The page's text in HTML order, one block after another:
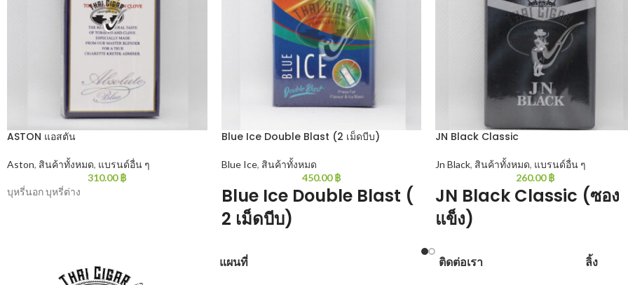
ASTON แอสตัน
Aston, สินค้าทั้งหมด, แบรนด์อื่น ๆ
310.00฿
บุหรี่นอก บุหรี่ต่าง
Blue Ice Double Blast (2 เม็ดบีบ)
Blue Ice, สินค้าทั้งหมด
450.00฿
Blue Ice Double Blast (
2 เม็ดบีบ)
สองเม็ดเข้าไปอีก เย็นทะลุโลกไปเลยกับสองเม็ด
JN Black Classic
Jn Black, สินค้าทั้งหมด, แบรนด์อื่น ๆ
260.00฿
JN Black Classic (ซอง
แข็ง)
แรงออกเข้ม เทียบเท่ากับกรองทิพย์ในไทย แต่สูบ
แผนที่ ติดต่อเรา ลิ้ง